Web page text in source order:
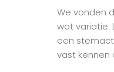
We vonden
wat variatie.
een
vast kennen